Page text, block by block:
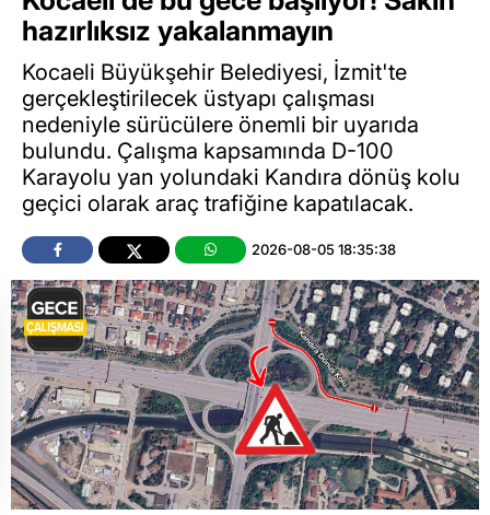
hazırlıksız yakalanmayın
Kocaeli Büyükşehir Belediyesi, İzmit'te
gerçekleştirilecek üstyapı çalışması
nedeniyle sürücülere önemli bir uyarıda
bulundu. Çalışma kapsamında D-100
Karayolu yan yolundaki Kandıra dönüş kolu
geçici olarak araç trafiğine kapatılacak.
2026-08-05 18:35:38